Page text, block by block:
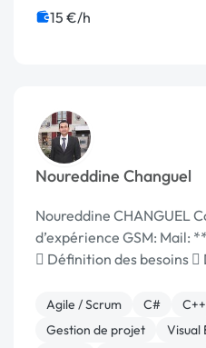
15 €/h
Noureddine Changuel
Noureddine CHANGUEL
d’expérience GSM: Mail: ****@**** 33 ans NIVEAUX
 Définition des besoins
Réalisation et tests 
Agile / Scrum C# C++
Gestion de projet
Visual